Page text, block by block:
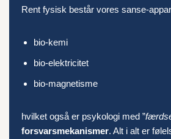
Rent fysisk består vores sanse-
bio-kemi
bio-elektricitet
bio-magnetisme
hvilket også er psykologi med ”
forsvarsmekanismer. Alt i alt er